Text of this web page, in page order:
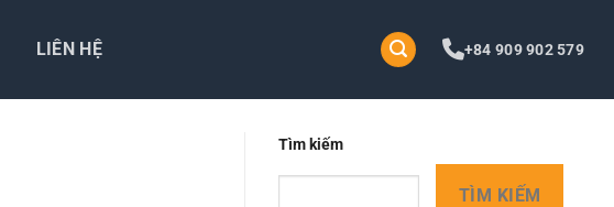
LIÊN HỆ +84 909 902 579
Tìm kiếm
TÌM KIẾM